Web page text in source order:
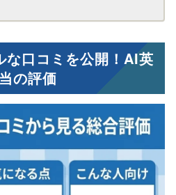
口コミを公開！AI英
の評価